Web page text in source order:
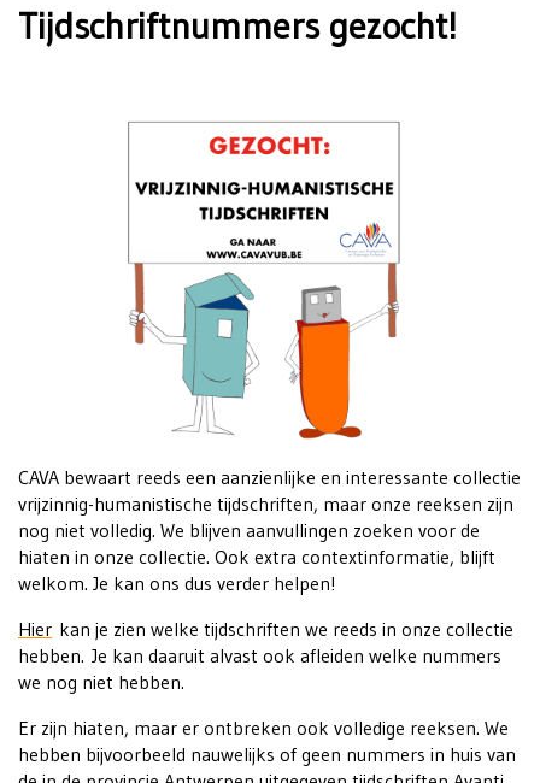
Tijdschriftnummers gezocht!
CAVA bewaart reeds een aanzienlijke en interessante collectie
vrijzinnig-humanistische tijdschriften, maar onze reeksen zijn
nog niet volledig. We blijven aanvullingen zoeken voor de
hiaten in onze collectie. Ook extra contextinformatie, blijft
welkom. Je kan ons dus verder helpen!
Hier kan je zien welke tijdschriften we reeds in onze collectie
hebben. Je kan daaruit alvast ook afleiden welke nummers
we nog niet hebben.
Er zijn hiaten, maar er ontbreken ook volledige reeksen. We
hebben bijvoorbeeld nauwelijks of geen nummers in huis van